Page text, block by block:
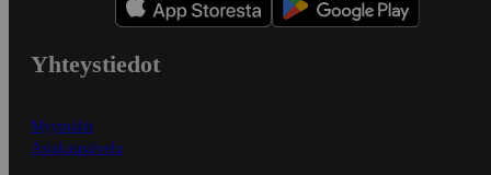
Yhteystiedot
Myymälät
Asiakaspalvelu